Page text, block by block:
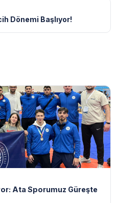
Dönemi Başlıyor!
Ata Sporumuz Güreşte